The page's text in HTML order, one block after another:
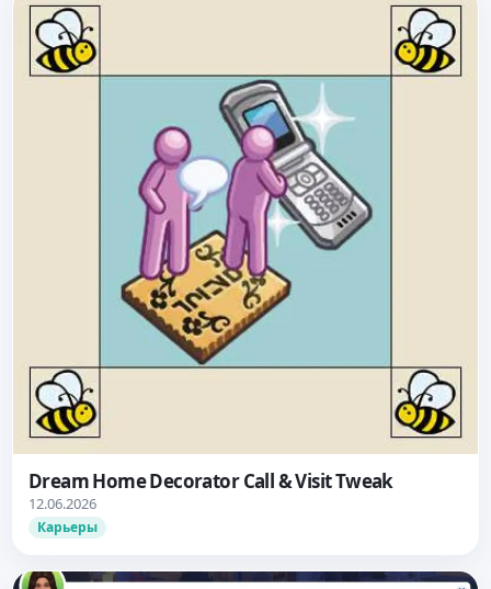
Dream Home Decorator Call & Visit Tweak
12.06.2026
Карьеры